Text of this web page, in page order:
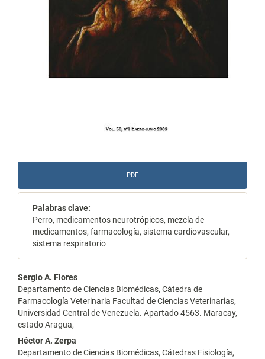
PDF
Palabras clave:
Perro, medicamentos neurotrópicos, mezcla de
medicamentos, farmacología, sistema cardiovascular,
sistema respiratorio
Contenido
principal
del
artículo
Sergio A. Flores
Departamento de Ciencias Biomédicas, Cátedra de
Farmacología Veterinaria Facultad de Ciencias Veterinarias,
Universidad Central de Venezuela. Apartado 4563. Maracay,
estado Aragua,
Héctor A. Zerpa
Departamento de Ciencias Biomédicas, Cátedras Fisiología,